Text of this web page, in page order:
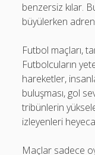
benzersiz kılar.
büyülerken
Futbol maçları,
Futbolcuların
hareketler,
buluşması, gol
tribünlerin
izleyenleri
Maçlar sadece